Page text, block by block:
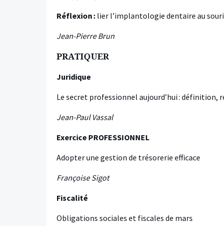
Réflexion : lier l’implantologie dentaire au
Jean-Pierre Brun
PRATIQUER
Juridique
Le secret professionnel aujourd’hui : définition,
Jean-Paul Vassal
Exercice PROFESSIONNEL
Adopter une gestion de trésorerie efficace
Françoise Sigot
Fiscalité
Obligations sociales et fiscales de mars